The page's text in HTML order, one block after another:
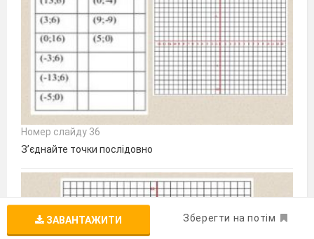
Номер слайду 36
З’єднайте точки послідовно
ЗАВАНТАЖИТИ Зберегти на потім